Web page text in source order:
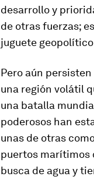
desarrollo y
de otras fuerzas;
juguete
Pero aún
una región volátil
una batalla
poderosos han
unas de otras
puertos marítimos
busca de agua y